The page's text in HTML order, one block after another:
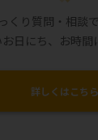
くり質問・相談で
日にち、お時間
詳しくはこちら